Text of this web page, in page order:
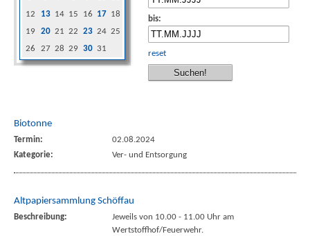
12
13 14 15 16 17 18
19
20 21 22 23 24 25
26
27 28 29 30 31
bis:
reset
Biotonne
Termin:
02.08.2024
Kategorie:
Ver- und Entsorgung
Altpapiersammlung Schöffau
Beschreibung:
Jeweils von 10.00 - 11.00 Uhr am
Wertstoffhof/Feuerwehr.